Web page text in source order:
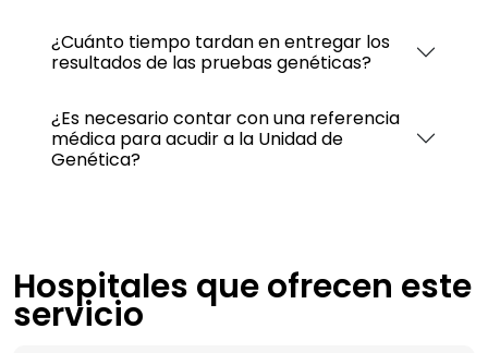
¿Cuánto tiempo tardan en entregar los
resultados de las pruebas genéticas?
¿Es necesario contar con una referencia
médica para acudir a la Unidad de
Genética?
Hospitales que ofrecen este
servicio